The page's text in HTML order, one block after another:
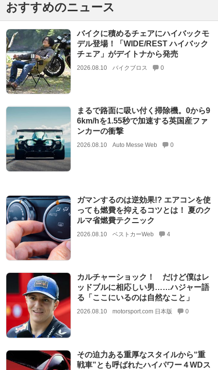
おすすめのニュース
バイクに積めるチェアにハイバックモ
デル登場！「WIDE/REST ハイバック
チェア」がデイトナから発売
2026.08.10 バイクブロス 0
まるで路面に吸い付く掃除機。0から9
6km/hを1.55秒で加速する英国産ファ
ンカーの衝撃
2026.08.10 Auto Messe Web 0
ガマンするのは逆効果!? エアコンを使
っても燃費を抑えるコツとは！ 夏のク
ルマ省燃費テクニック
2026.08.10 ベストカーWeb 4
カルチャーショック！ だけど僕はレ
ッドブルに相応しい男……ハジャー語
る「ここにいるのは自然なこと」
2026.08.10 motorsport.com 日本版 0
その迫力ある重厚なスタイルから“重
戦車”とも呼ばれたハイパワー４WDス